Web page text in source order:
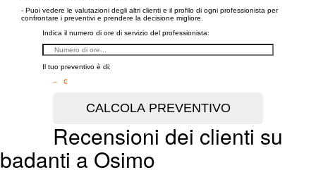
- Puoi vedere le valutazioni degli altri clienti e il profilo di ogni professionista per
confrontare i preventivi e prendere la decisione migliore.
Indica il numero di ore di servizio del professionista:
Il tuo preventivo è di:
– €
Recensioni dei clienti su
badanti a Osimo